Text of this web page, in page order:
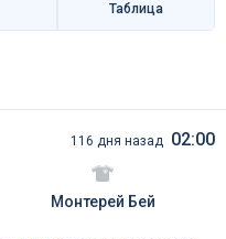
Таблица
116 дня назад 02:00
Монтерей Бей